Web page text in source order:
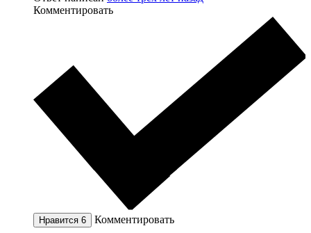
Комментировать
Нравится 6 Комментировать